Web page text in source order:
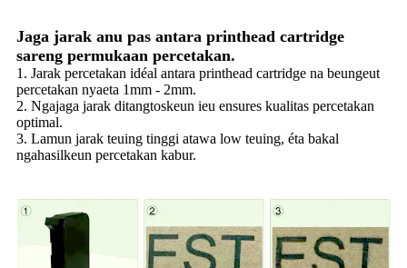
Jaga jarak anu pas antara printhead cartridge
sareng permukaan percetakan.
1. Jarak percetakan idéal antara printhead cartridge na beungeut
percetakan nyaeta 1mm - 2mm.
2. Ngajaga jarak ditangtoskeun ieu ensures kualitas percetakan
optimal.
3. Lamun jarak teuing tinggi atawa low teuing, éta bakal
ngahasilkeun percetakan kabur.